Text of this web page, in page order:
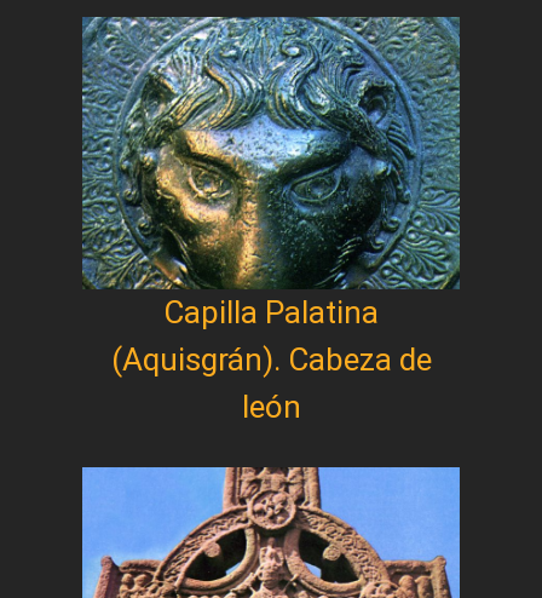
Capilla Palatina
(Aquisgrán). Cabeza de
león